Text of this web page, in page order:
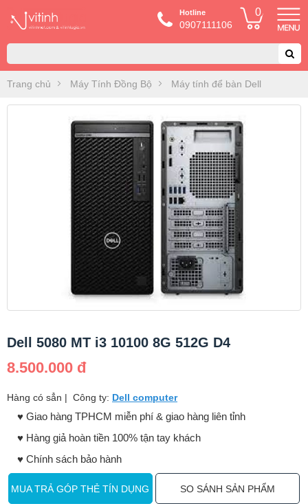
Hotline
0907111106
0
Trang chủ Máy Tính Đồng Bộ Máy tính để bàn Dell
Dell 5080 MT i3 10100 8G 512G D4
8.500.000 đ
Hàng có sẳn | Công ty: Dell computer
♥️ Giao hàng TPHCM miễn phí & giao hàng liên tỉnh
♥️ Hàng giả hoàn tiền 100% tận tay khách
♥️ Chính sách bảo hành
MUA TRẢ GÓP THẺ TÍN DỤNG SO SÁNH SẢN PHẨM